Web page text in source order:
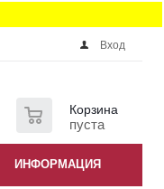
Вход
Корзина
пуста
ИНФОРМАЦИЯ